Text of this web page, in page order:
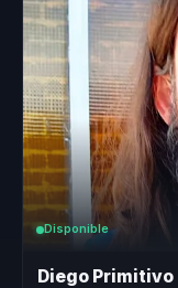
Disponible
Diego Primitivo